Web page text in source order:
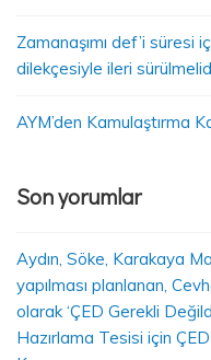
Zamanaşımı def’i süresi
dilekçesiyle ileri
AYM’den Kamulaştırma
Son yorumlar
Aydın, Söke, Karakaya
yapılması planlanan,
olarak ‘ÇED Gerekli
Hazırlama Tesisi için